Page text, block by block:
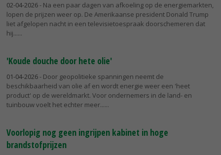
02-04-2026- Na een paar dagen van afkoeling op de energiemarkten,
lopen de prijzen weer op. De Amerikaanse president Donald Trump
liet afgelopen nacht in een televisietoespraak doorschemeren dat
hij...
'Koude douche door hete olie'
01-04-2026- Door geopolitieke spanningen neemt de
beschikbaarheid van olie af en wordt energie weer een 'heet
product' op de wereldmarkt. Voor ondernemers in de land- en
tuinbouw voelt het echter meer...
Voorlopig nog geen ingrijpen kabinet in hoge
brandstofprijzen